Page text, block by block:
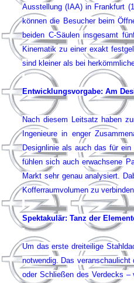
Ausstellung (IAA) in Frankfurt
können die Besucher beim
beiden C-Säulen insgesamt
Kinematik zu einer exakt
sind kleiner als bei
Entwicklungsvorgabe: Am
Nach diesem Leitsatz haben
Ingenieure in enger
Designlinie als auch das für ein
fühlen sich auch erwachsene
Markt sehr genau analysiert.
Kofferraumvolumen zu
Spektakulär: Tanz der
Um das erste dreiteilige
notwendig. Das
oder Schließen des Verdecks –